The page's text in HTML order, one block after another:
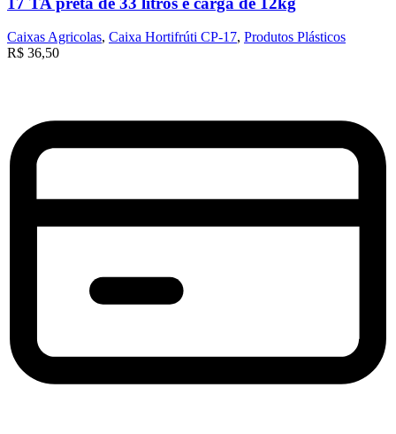
Caixas Agricolas, Caixa Hortifrúti CP-17, Produtos Plásticos
R$ 36,50